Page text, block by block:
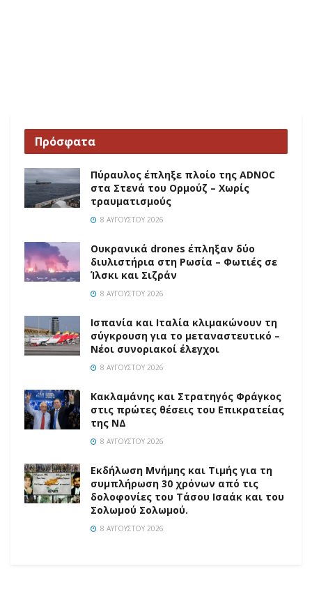
Πρόσφατα
Πύραυλος έπληξε πλοίο της ADNOC
στα Στενά του Ορμούζ – Χωρίς
τραυματισμούς
8 ΑΥΓΟΎΣΤΟΥ 2026
Ουκρανικά drones έπληξαν δύο
διυλιστήρια στη Ρωσία – Φωτιές σε
Ίλσκι και Σιζράν
8 ΑΥΓΟΎΣΤΟΥ 2026
Ισπανία και Ιταλία κλιμακώνουν τη
σύγκρουση για το μεταναστευτικό –
Νέοι συνοριακοί έλεγχοι
8 ΑΥΓΟΎΣΤΟΥ 2026
Κακλαμάνης και Στρατηγός Φράγκος
στις πρώτες θέσεις του Επικρατείας
της ΝΔ
8 ΑΥΓΟΎΣΤΟΥ 2026
Εκδήλωση Μνήμης και Τιμής για τη
συμπλήρωση 30 χρόνων από τις
δολοφονίες του Τάσου Ισαάκ και του
Σολωμού Σολωμού.
8 ΑΥΓΟΎΣΤΟΥ 2026